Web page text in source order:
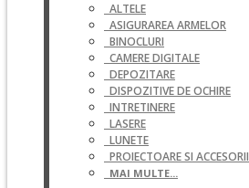
ALTELE
ASIGURAREA ARMELOR
BINOCLURI
CAMERE DIGITALE
DEPOZITARE
DISPOZITIVE DE OCHIRE
INTRETINERE
LASERE
LUNETE
PROIECTOARE SI ACCESORII
MAI MULTE...